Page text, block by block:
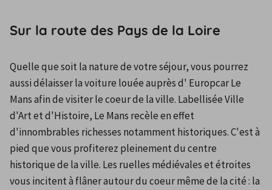
Sur la route des Pays de la Loire
Quelle que soit la nature de votre séjour, vous pourrez
aussi délaisser la voiture louée auprès d' Europcar Le
Mans afin de visiter le coeur de la ville. Labellisée Ville
d'Art et d'Histoire, Le Mans recèle en effet
d'innombrables richesses notamment historiques. C'est à
pied que vous profiterez pleinement du centre
historique de la ville. Les ruelles médiévales et étroites
vous incitent à flâner autour du coeur même de la cité : la